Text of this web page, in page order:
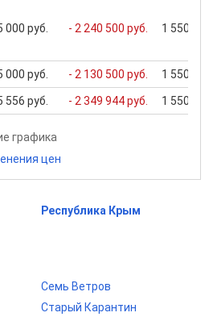
000 руб. - 2 240 500 руб. 1 550
000 руб. - 2 130 500 руб. 1 550
556 руб. - 2 349 944 руб. 1 550
графика
цен
Республика Крым
Семь Ветров
Старый Карантин